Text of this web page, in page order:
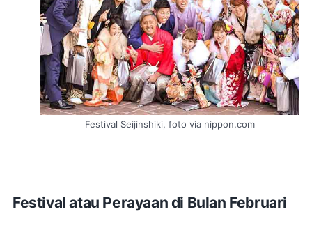
Festival Seijinshiki, foto via nippon.com
Festival atau Perayaan di Bulan Februari